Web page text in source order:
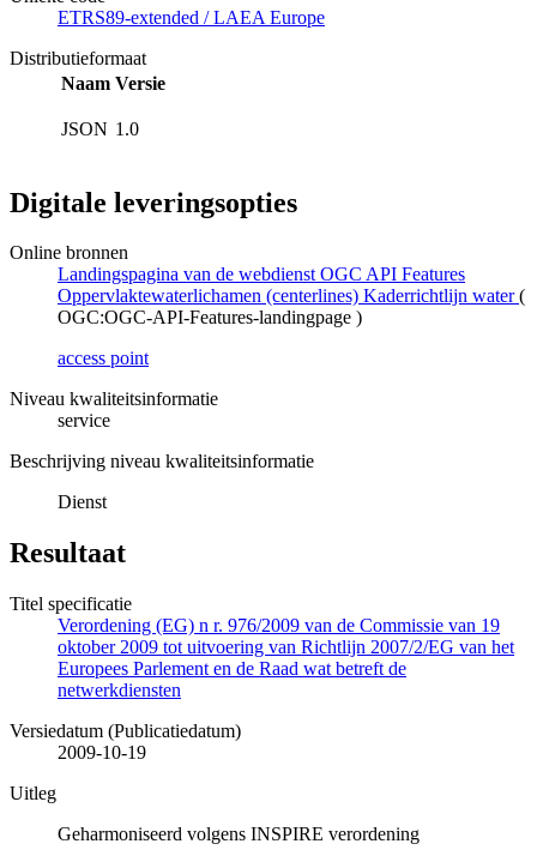
ETRS89-extended / LAEA Europe
Distributieformaat
Naam Versie
JSON 1.0
Digitale leveringsopties
Online bronnen
Landingspagina van de webdienst OGC API Features
Oppervlaktewaterlichamen (centerlines) Kaderrichtlijn water (
OGC:OGC-API-Features-landingpage )
access point
Niveau kwaliteitsinformatie
service
Beschrijving niveau kwaliteitsinformatie
Dienst
Resultaat
Titel specificatie
Verordening (EG) n r. 976/2009 van de Commissie van 19
oktober 2009 tot uitvoering van Richtlijn 2007/2/EG van het
Europees Parlement en de Raad wat betreft de
netwerkdiensten
Versiedatum (Publicatiedatum)
2009-10-19
Uitleg
Geharmoniseerd volgens INSPIRE verordening